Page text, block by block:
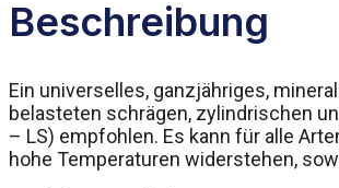
Beschreibung
Ein universelles, ganzjähriges,
belasteten schrägen, zylindrischen
– LS) empfohlen. Es kann für alle
hohe Temperaturen widerstehen,